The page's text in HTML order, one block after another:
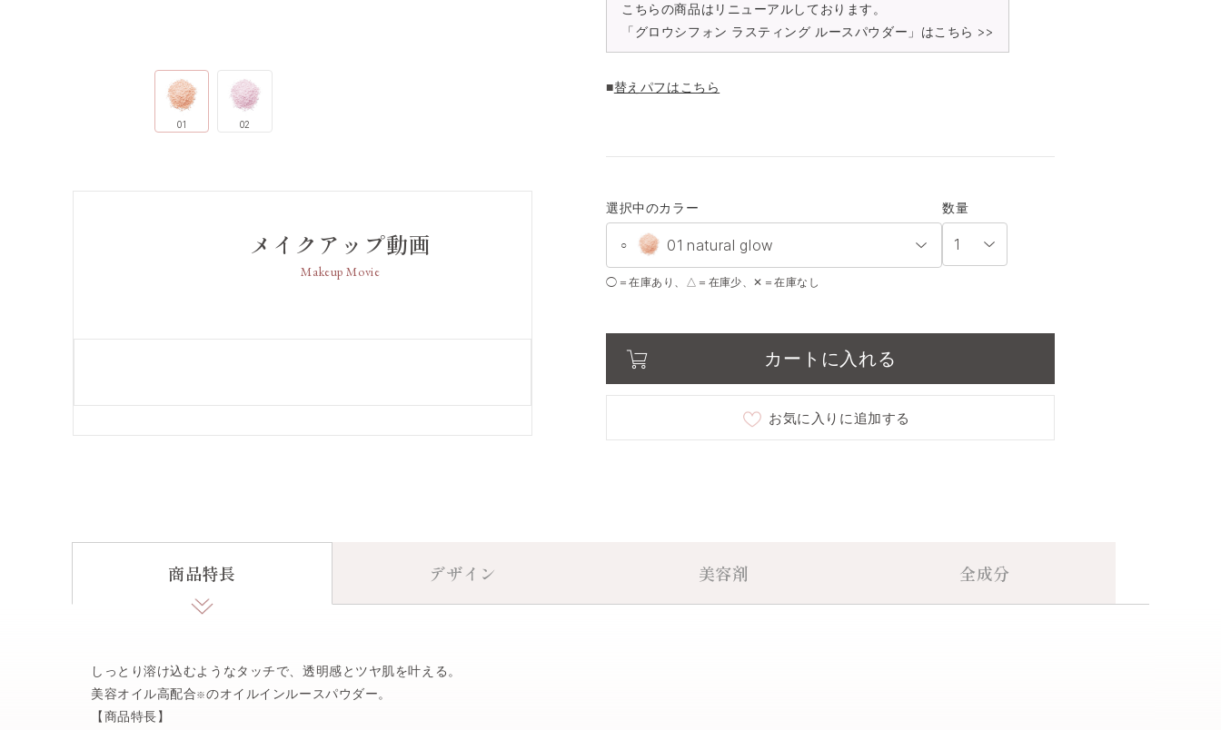
01 02
メイクアップ動画
Makeup Movie
こちらの商品はリニューアルしております。
「グロウシフォン ラスティング ルースパウダー」はこちら >>
■替えパフはこちら
選択中のカラー
○ 01 natural glow
○ 02 lucent lavender
◯＝在庫あり、△＝在庫少、✕＝在庫なし
数量
カートに入れる
お気に入りに追加する
商品特長 デザイン 美容剤 全成分
しっとり溶け込むようなタッチで、透明感とツヤ肌を叶える。
美容オイル高配合※のオイルインルースパウダー。
【商品特長】